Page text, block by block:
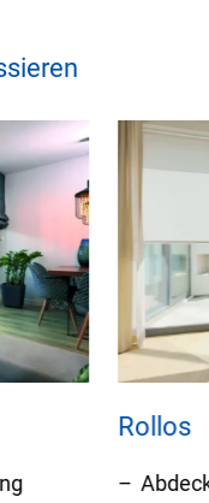
Rollos